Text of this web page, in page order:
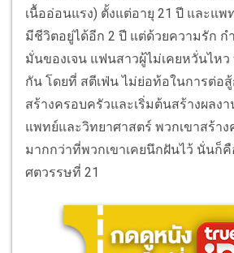
เนื้ออ่อนแรง) ตั้งแต่อายุ 21 ปี และแพ
มีชีวิตอยู่ได้อีก 2 ปี แต่ด้วยความรัก ก
มั่นของเจน แฟนสาวผู้ไม่เคยหวั่นไหว
กัน โดยที่ สตีเฟ่น ไม่ย่อท้อในการต่อ
สร้างครอบครัวและเริ่มต้นสร้างผลง
แพทย์และวิทยาศาสตร์ พวกเขาสร้าง
มากกว่าที่พวกเขาเคยนึกฝันไว้ นั่นก็
ศตวรรษที่ 21